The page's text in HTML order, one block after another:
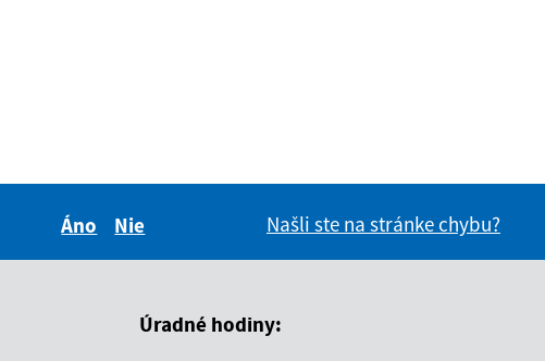
Áno
Nie
Našli ste na stránke chybu?
Úradné hodiny: